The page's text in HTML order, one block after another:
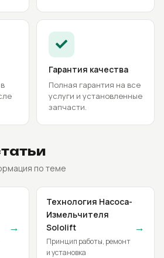
Гарантия качества
Полная гарантия на все
услуги и установленные
запчасти.
по теме
→
Технология Насоса-
Измельчителя
Sololift
Принцип работы, ремонт
и установка
→